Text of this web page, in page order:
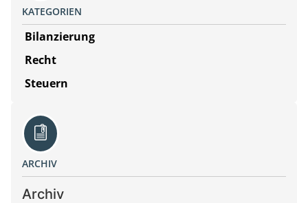
KATEGORIEN
Bilanzierung
Recht
Steuern
ARCHIV
Archiv